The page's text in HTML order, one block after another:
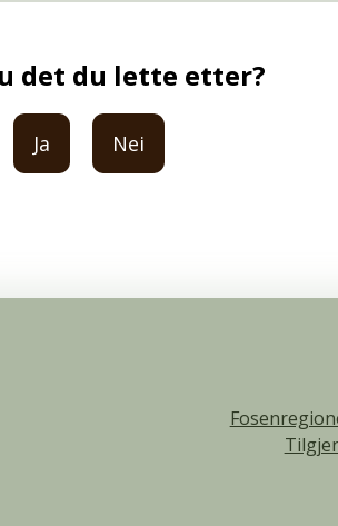
det du lette etter?
Ja Nei